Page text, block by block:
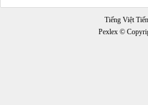
Tiếng Việt
Pexlex ©